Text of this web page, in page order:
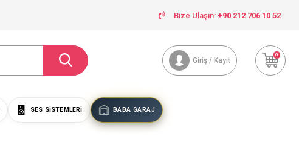
Bize Ulaşın: +90 212 706 10 52
Giriş / Kayıt
0
SES SISTEMLERI BABA GARAJ